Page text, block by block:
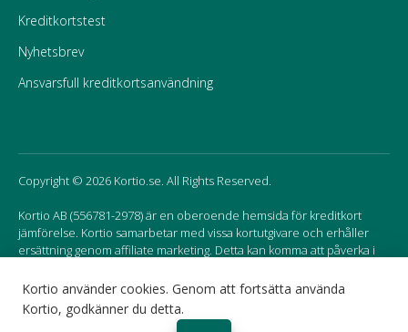
Kortio använder cookies. Genom att fortsätta använda
Kortio, godkänner du detta.
Kreditkortstest
Nyhetsbrev
Ansvarsfull kreditkortsanvändning
Copyright © 2026 Kortio.se. All Rights Reserved.
Kortio AB (556781-2978) är en oberoende hemsida för kreditkort
jämförelse. Kortio samarbetar med vissa kortutgivare och erhåller
ersättning genom affiliate marketing. Detta kan komma att påverka i
Norway